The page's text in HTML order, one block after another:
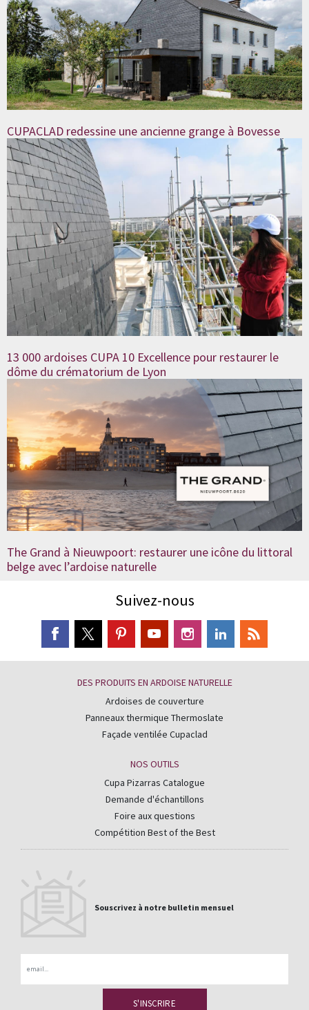
CUPACLAD redessine une ancienne grange à Bovesse
13 000 ardoises CUPA 10 Excellence pour restaurer le
dôme du crématorium de Lyon
The Grand à Nieuwpoort: restaurer une icône du littoral
belge avec l’ardoise naturelle
Suivez-nous
DES PRODUITS EN ARDOISE NATURELLE
Ardoises de couverture
Panneaux thermique Thermoslate
Façade ventilée Cupaclad
NOS OUTILS
Cupa Pizarras Catalogue
Demande d'échantillons
Foire aux questions
Compétition Best of the Best
Souscrivez à notre bulletin mensuel